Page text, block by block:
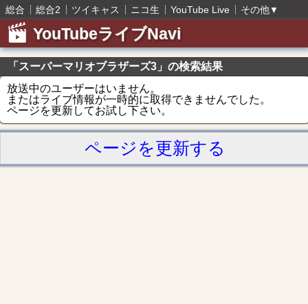
総合 総合2 ツイキャス ニコ生 YouTube Live その他▼
YouTubeライブNavi
「スーパーマリオブラザーズ3」の検索結果
放送中のユーザーはいません。
またはライブ情報が一時的に取得できませんでした。
ページを更新してお試し下さい。
ページを更新する